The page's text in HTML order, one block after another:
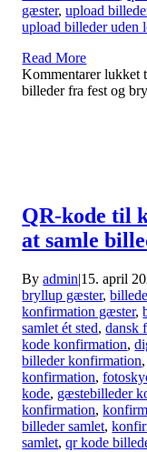
gæster,upload
upload billeder uden
Read More
Kommentarer lukket
billeder fra fest og
QR-kode til
at samle
Byadmin|15. april
bryllup gæster,
konfirmation gæster,
samlet ét sted,dansk
kode konfirmation,
billeder konfirmation
konfirmation,
kode, gæstebilleder
konfirmation,
billeder samlet,
samlet,qr kode